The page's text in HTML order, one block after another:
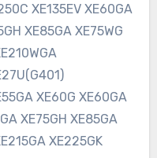
XE135EV XE60GA
XE85GA XE75WG
XE60G XE60GA
XE75GH XE85GA
XE225GK